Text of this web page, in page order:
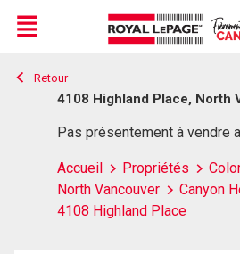
Live
En Direct
Menu
Retour
4108 Highland Place, North
Pas présentement à vendre
Accueil Propriétés
North Vancouver
Canyon
4108 Highland Place